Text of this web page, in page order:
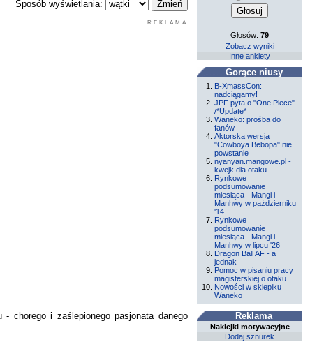
Sposób wyświetlania:
REKLAMA
chorego i zaślepionego pasjonata danego
Głosów:79
Zobacz wyniki
Inne ankiety
Gorące niusy
B-XmassCon:
nadciągamy!
JPF pyta o "One Piece"
/*Update*
Waneko: prośba do
fanów
Aktorska wersja
"Cowboya Bebopa" nie
powstanie
nyanyan.mangowe.pl -
kwejk dla otaku
Rynkowe
podsumowanie
miesiąca - Mangi i
Manhwy w październiku
'14
Rynkowe
podsumowanie
miesiąca - Mangi i
Manhwy w lipcu '26
Dragon Ball AF - a
jednak
Pomoc w pisaniu pracy
magisterskiej o otaku
Nowości w sklepiku
Waneko
Reklama
Naklejki motywacyjne
Dodaj sznurek